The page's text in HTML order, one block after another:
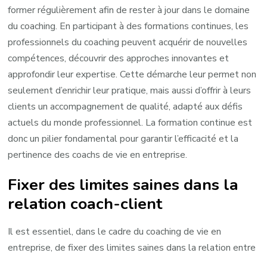
former régulièrement afin de rester à jour dans le domaine
du coaching. En participant à des formations continues, les
professionnels du coaching peuvent acquérir de nouvelles
compétences, découvrir des approches innovantes et
approfondir leur expertise. Cette démarche leur permet non
seulement d’enrichir leur pratique, mais aussi d’offrir à leurs
clients un accompagnement de qualité, adapté aux défis
actuels du monde professionnel. La formation continue est
donc un pilier fondamental pour garantir l’efficacité et la
pertinence des coachs de vie en entreprise.
Fixer des limites saines dans la
relation coach-client
Il est essentiel, dans le cadre du coaching de vie en
entreprise, de fixer des limites saines dans la relation entre